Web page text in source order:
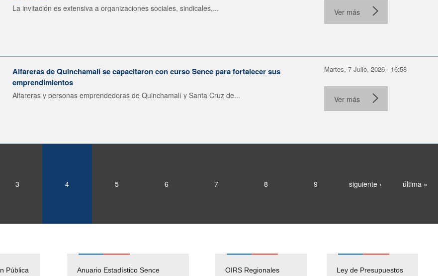
La invitación es extensiva a organizaciones sociales, sindicales,... Ver más
Alfareras de Quinchamalí se capacitaron con curso Sence para fortalecer sus
emprendimientos
Alfareras y personas emprendedoras de Quinchamalí y Santa Cruz de...
Martes, 7 Julio, 2026 - 16:58
Ver más
3 4 5 6 7 8 9 siguiente › última »
Pública Anuario Estadístico Sence
Empleos Públicos
Solicitud Audiencias y
OIRS Regionales
Ley de Presupuestos